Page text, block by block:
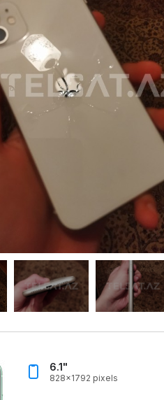
6.1"
828x1792 pixels